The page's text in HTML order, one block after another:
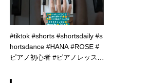
#tiktok #shorts #shortsdaily #s
hortsdance #HANA #ROSE #
ピアノ初心者 #ピアノレッスン
ダンス